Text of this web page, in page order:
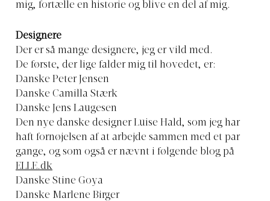
mig, fortælle en historie og blive en del af mig.
Designere
Der er så mange designere, jeg er vild med.
De første, der lige falder mig til hovedet, er:
Danske Peter Jensen
Danske Camilla Stærk
Danske Jens Laugesen
Den nye danske designer Luise Hald, som jeg har
haft fornøjelsen af at arbejde sammen med et par
gange, og som også er nævnt i følgende blog på
ELLE.dk
Danske Stine Goya
Danske Marlene Birger